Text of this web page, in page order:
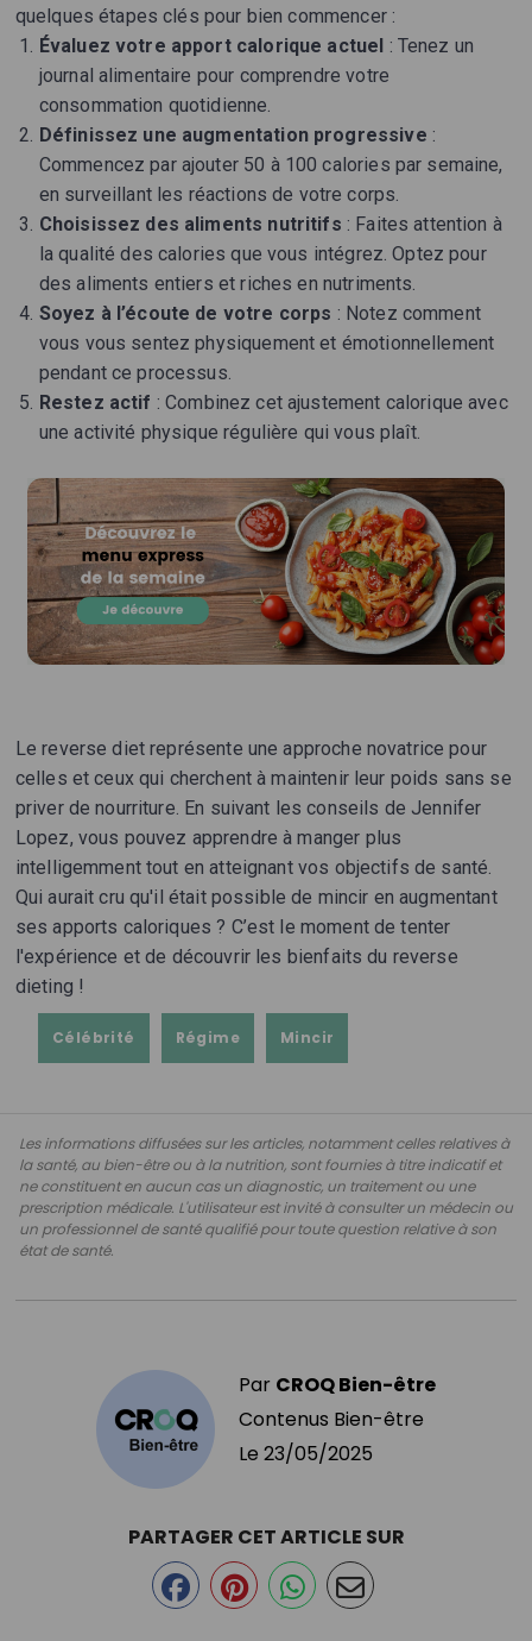
quelques étapes clés pour bien commencer :
Évaluez votre apport calorique actuel : Tenez un
journal alimentaire pour comprendre votre
consommation quotidienne.
Définissez une augmentation progressive :
Commencez par ajouter 50 à 100 calories par semaine,
en surveillant les réactions de votre corps.
Choisissez des aliments nutritifs : Faites attention à
la qualité des calories que vous intégrez. Optez pour
des aliments entiers et riches en nutriments.
Soyez à l’écoute de votre corps : Notez comment
vous vous sentez physiquement et émotionnellement
pendant ce processus.
Restez actif : Combinez cet ajustement calorique avec
une activité physique régulière qui vous plaît.
Le reverse diet représente une approche novatrice pour
celles et ceux qui cherchent à maintenir leur poids sans se
priver de nourriture. En suivant les conseils de Jennifer
Lopez, vous pouvez apprendre à manger plus
intelligemment tout en atteignant vos objectifs de santé.
Qui aurait cru qu'il était possible de mincir en augmentant
ses apports caloriques ? C’est le moment de tenter
l'expérience et de découvrir les bienfaits du reverse
dieting !
Célébrité Régime Mincir
Les informations diffusées sur les articles, notamment celles relatives à
la santé, au bien-être ou à la nutrition, sont fournies à titre indicatif et
ne constituent en aucun cas un diagnostic, un traitement ou une
prescription médicale. L'utilisateur est invité à consulter un médecin ou
un professionnel de santé qualifié pour toute question relative à son
état de santé.
Par CROQ Bien-être
Contenus Bien-être
Le 23/05/2025
PARTAGER CET ARTICLE SUR